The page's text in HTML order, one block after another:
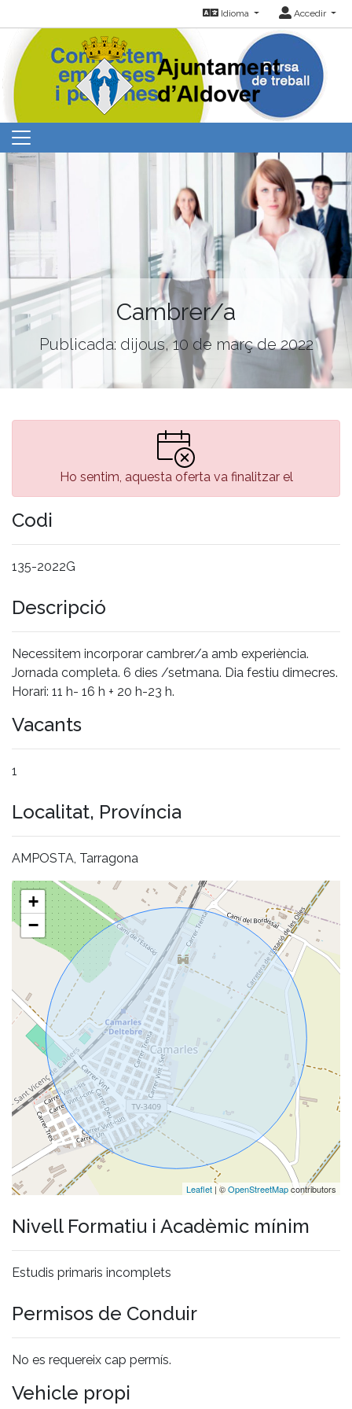
Idioma Accedir
Cambrer/a
Publicada: dijous, 10 de març de 2022
Ho sentim, aquesta oferta va finalitzar el
Codi
135-2022G
Descripció
Necessitem incorporar cambrer/a amb experiència.
Jornada completa. 6 dies /setmana. Dia festiu dimecres.
Horari: 11 h- 16 h + 20 h-23 h.
Vacants
1
Localitat, Província
AMPOSTA, Tarragona
+
−
Leaflet | ©OpenStreetMapcontributors
Nivell Formatiu i Acadèmic mínim
Estudis primaris incomplets
Permisos de Conduir
No es requereix cap permís.
Vehicle propi